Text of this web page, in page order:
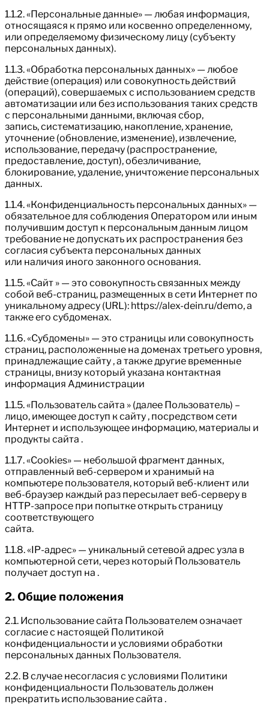
1.1.2. «Персональные данные» — любая информация,
относящаяся к прямо или косвенно определенному,
или определяемому физическому лицу (субъекту
персональных данных).
1.1.3. «Обработка персональных данных» — любое
действие (операция) или совокупность действий
(операций), совершаемых с использованием средств
автоматизации или без использования таких средств
с персональными данными, включая сбор,
запись, систематизацию, накопление, хранение,
уточнение (обновление, изменение), извлечение,
использование, передачу (распространение,
предоставление, доступ), обезличивание,
блокирование, удаление, уничтожение персональных
данных.
1.1.4. «Конфиденциальность персональных данных» —
обязательное для соблюдения Оператором или иным
получившим доступ к персональным данным лицом
требование не допускать их распространения без
согласия субъекта персональных данных
или наличия иного законного основания.
1.1.5. «Сайт » — это совокупность связанных между
собой веб-страниц, размещенных в сети Интернет по
уникальному адресу (URL): https://alex-dein.ru/demo, а
также его субдоменах.
1.1.6. «Субдомены» — это страницы или совокупность
страниц, расположенные на доменах третьего уровня,
принадлежащие сайту , а также другие временные
страницы, внизу который указана контактная
информация Администрации
1.1.5. «Пользователь сайта » (далее Пользователь) –
лицо, имеющее доступ к сайту , посредством сети
Интернет и использующее информацию, материалы и
продукты сайта .
1.1.7. «Cookies» — небольшой фрагмент данных,
отправленный веб-сервером и хранимый на
компьютере пользователя, который веб-клиент или
веб-браузер каждый раз пересылает веб-серверу в
HTTP-запросе при попытке открыть страницу
соответствующего
сайта.
1.1.8. «IP-адрес» — уникальный сетевой адрес узла в
компьютерной сети, через который Пользователь
получает доступ на .
2. Общие положения
2.1. Использование сайта Пользователем означает
согласие с настоящей Политикой
конфиденциальности и условиями обработки
персональных данных Пользователя.
2.2. В случае несогласия с условиями Политики
конфиденциальности Пользователь должен
прекратить использование сайта .